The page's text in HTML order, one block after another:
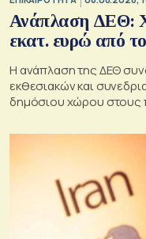
Ανάπλαση ΔΕΘ:
εκατ. ευρώ
Η ανάπλαση της ΔΕΘ
εκθεσιακών και
δημόσιου χώρου στους